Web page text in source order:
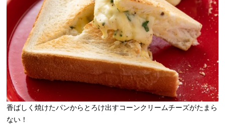
香ばしく焼けたパンからとろけ出すコーンクリームチーズがたまら
ない！